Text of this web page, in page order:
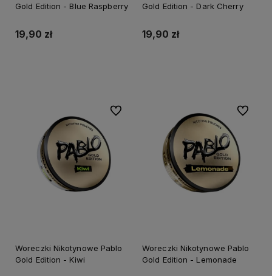
Gold Edition - Blue Raspberry
19,90 zł
Gold Edition - Dark Cherry
19,90 zł
Woreczki Nikotynowe Pablo
Gold Edition - Kiwi
Do ulubionych
Woreczki Nikotynowe Pablo
Gold Edition - Lemonade
Do